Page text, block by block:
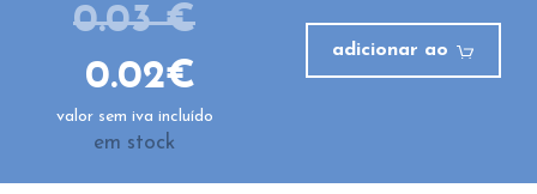
0.03 €
0.02€
valor sem iva incluído
em stock
adicionar ao